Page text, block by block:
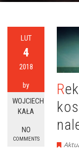
LUT
4
2018
by
WOJCIECH
KAŁA
NO
COMMENTS
Rekompensata za